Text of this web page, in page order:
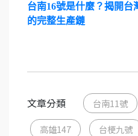
台南16號是什麼？揭開
的完整生產鏈
文章分類 台南11號
高雄147 台梗九號